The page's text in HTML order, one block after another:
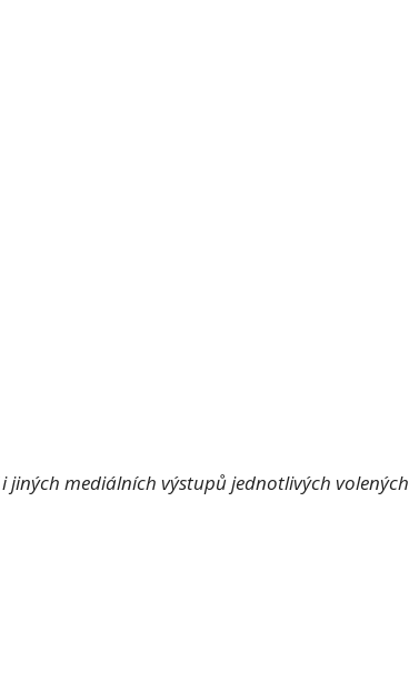
mediálních výstupů jednotlivých volených